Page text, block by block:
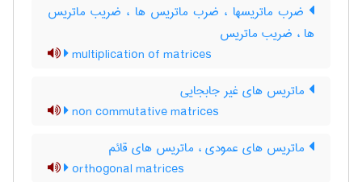
ضرب ماتریسها ، ضرب ماتریس ها ، ضریب ماتریس
ها ، ضریب ماتریس
multiplication of matrices
ماتریس های غیر جابجایی
non commutative matrices
ماتریس های عمودی ، ماتریس های قائم
orthogonal matrices